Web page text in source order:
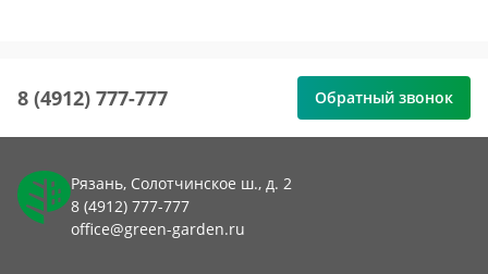
8 (4912) 777-777 Обратный звонок
Рязань, Солотчинское ш., д. 2
8 (4912) 777-777
office@green-garden.ru